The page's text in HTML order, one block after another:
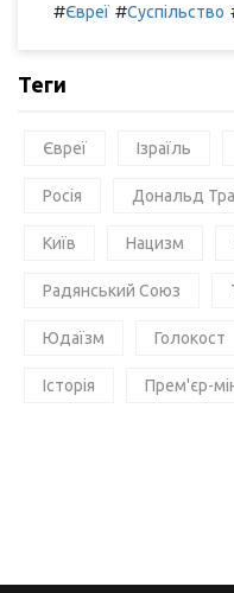
#Євреї #Суспільство
Теги
Євреї Ізраїль
Росія Дональд
Київ Нацизм
Радянський Союз
Юдаїзм Голокост
Історія Прем'єр-